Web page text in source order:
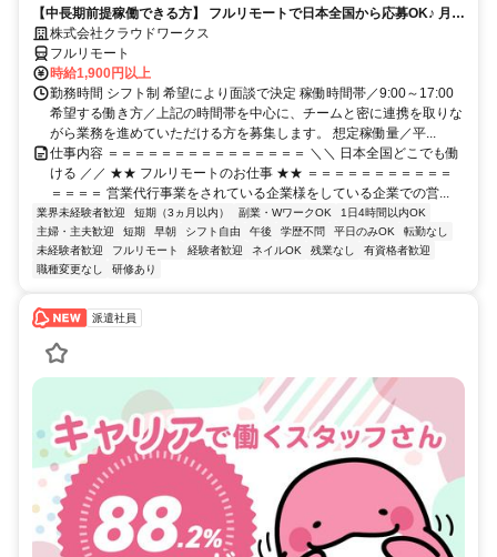
【中長期前提稼働できる方】 フルリモートで日本全国から応募OK♪ 月稼
働80時間で安定収入！
株式会社クラウドワークス
フルリモート
時給1,900円以上
勤務時間 シフト制 希望により面談で決定 稼働時間帯／9:00～17:00
希望する働き方／上記の時間帯を中心に、チームと密に連携を取りな
がら業務を進めていただける方を募集します。 想定稼働量／平...
仕事内容 ＝＝＝＝＝＝＝＝＝＝＝＝＝＝＝ ＼＼ 日本全国どこでも働
ける ／／ ★★ フルリモートのお仕事 ★★ ＝＝＝＝＝＝＝＝＝＝＝
＝＝＝＝ 営業代行事業をされている企業様をしている企業での営...
業界未経験者歓迎 短期（3ヵ月以内） 副業・WワークOK
1日4時間以内OK
主婦・主夫歓迎
短期 早朝 シフト自由 午後 学歴不問 平日のみOK
転勤なし
未経験者歓迎
フルリモート 経験者歓迎 ネイルOK 残業なし
有資格者歓迎
職種変更なし
研修あり
派遣社員